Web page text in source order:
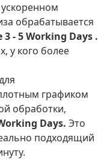
обрабатывается
- 5 Working Days .
у кого более
графиком
обработки,
Days. Это
подходящий